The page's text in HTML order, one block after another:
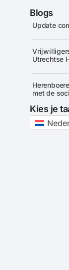
Blogs
Update
Utrechtse
met de
Kies je